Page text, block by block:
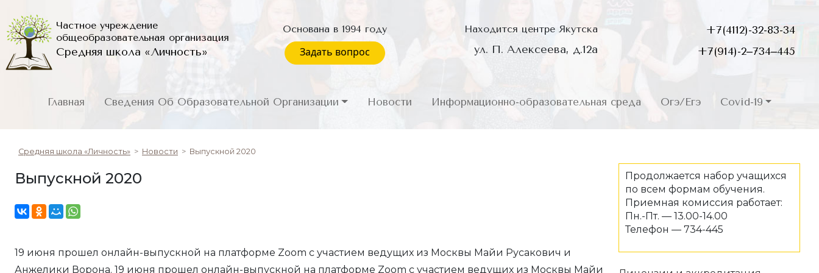
Частное учреждение
общеобразовательная организация
Средняя школа «Личность»
Основана в 1994 году
Задать вопрос
Находится центре Якутска
ул. П. Алексеева, д.12а
+7(4112)-32-83-34
+7(914)-2‒734‒445
Главная Сведения Об Образовательной Организации Новости Информационно-образовательная среда Огэ/Егэ Covid-19
Средняя школа «Личность» > Новости > Выпускной 2020
Выпускной 2020
19 июня прошел онлайн-выпускной на платформе Zoom с участием ведущих из Москвы Майи Русакович и
Анжелики Ворона. 19 июня прошел онлайн-выпускной на платформе Zoom с участием ведущих из Москвы Майи
Продолжается набор учащихся
по всем формам обучения.
Приемная комиссия работает:
Пн.-Пт. — 13.00-14.00
Телефон — 734-445